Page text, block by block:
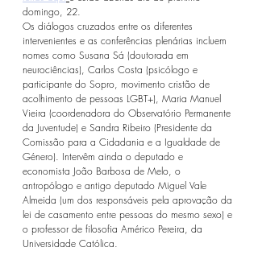
domingo, 22.
Os diálogos cruzados entre os diferentes
intervenientes e as conferências plenárias incluem
nomes como Susana Sá (doutorada em
neurociências), Carlos Costa (psicólogo e
participante do Sopro, movimento cristão de
acolhimento de pessoas LGBT+), Maria Manuel
Vieira (coordenadora do Observatório Permanente
da Juventude) e Sandra Ribeiro (Presidente da
Comissão para a Cidadania e a Igualdade de
Género). Intervêm ainda o deputado e
economista João Barbosa de Melo, o
antropólogo e antigo deputado Miguel Vale
Almeida (um dos responsáveis pela aprovação da
lei de casamento entre pessoas do mesmo sexo) e
o professor de filosofia Américo Pereira, da
Universidade Católica.